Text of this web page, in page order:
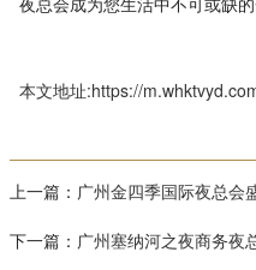
本文地址:https://
上一篇： 广州金四季国际夜总会
下一篇： 广州塞纳河之夜商务夜